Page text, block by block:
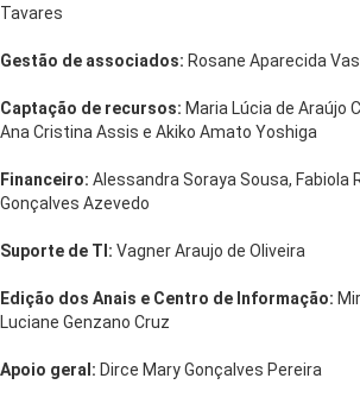
Tavares
Gestão de associados: Rosane Aparecida
Captação de recursos: Maria Lúcia de Araújo
Ana Cristina Assis e Akiko Amato Yoshiga
Financeiro: Alessandra Soraya Sousa, Fabiola
Gonçalves Azevedo
Suporte de TI: Vagner Araujo de Oliveira
Edição dos Anais e Centro de Informação:
Luciane Genzano Cruz
Apoio geral: Dirce Mary Gonçalves Pereira